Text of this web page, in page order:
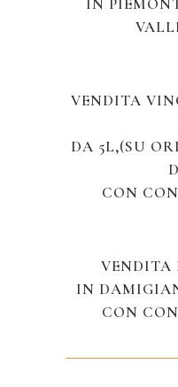
IN
VENDITA
DA 5L,(SU
CON
VENDITA
IN
CON